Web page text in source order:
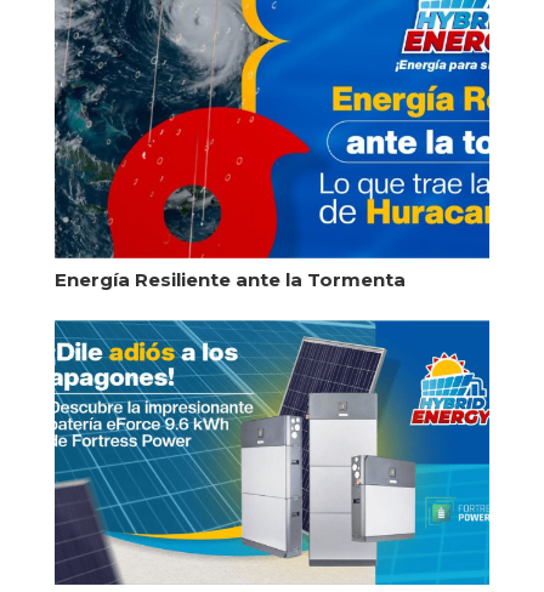
Energía Resiliente ante la Tormenta